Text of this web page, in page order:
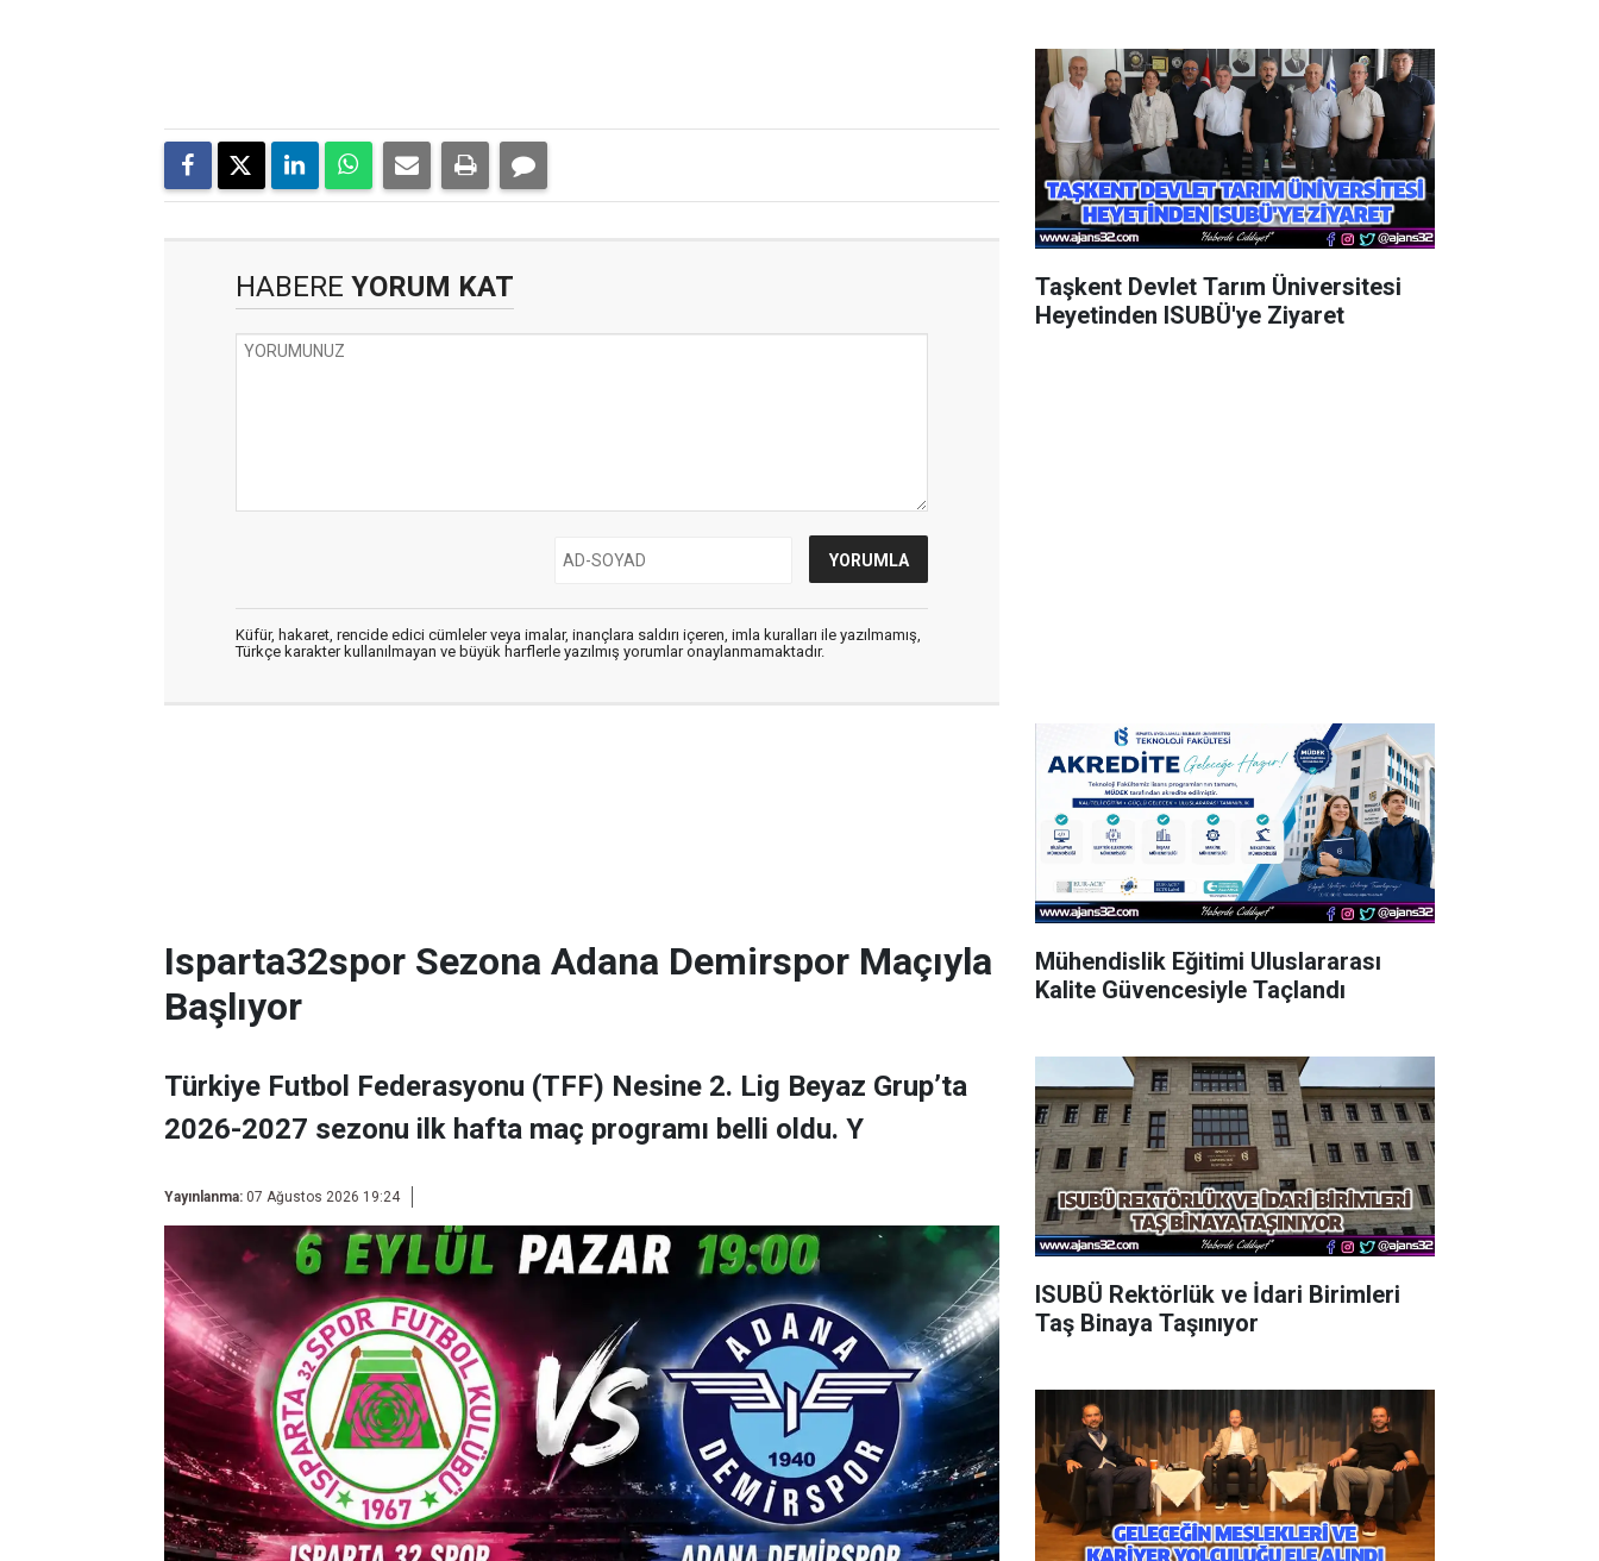
HABERE YORUM KAT
Küfür, hakaret, rencide edici cümleler veya imalar, inançlara saldırı içeren, imla kuralları ile yazılmamış,
Türkçe karakter kullanılmayan ve büyük harflerle yazılmış yorumlar onaylanmamaktadır.
Isparta32spor Sezona Adana Demirspor Maçıyla
Başlıyor
Türkiye Futbol Federasyonu (TFF) Nesine 2. Lig Beyaz Grup’ta
2026-2027 sezonu ilk hafta maç programı belli oldu. Y
Yayınlanma: 07 Ağustos 2026 19:24
Taşkent Devlet Tarım Üniversitesi
Heyetinden ISUBÜ'ye Ziyaret
Mühendislik Eğitimi Uluslararası
Kalite Güvencesiyle Taçlandı
ISUBÜ Rektörlük ve İdari Birimleri
Taş Binaya Taşınıyor